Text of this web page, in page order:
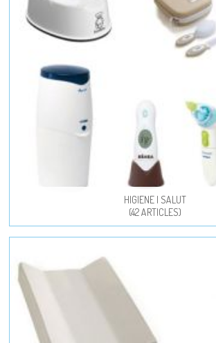
HIGIENE I SALUT
(42 ARTICLES)